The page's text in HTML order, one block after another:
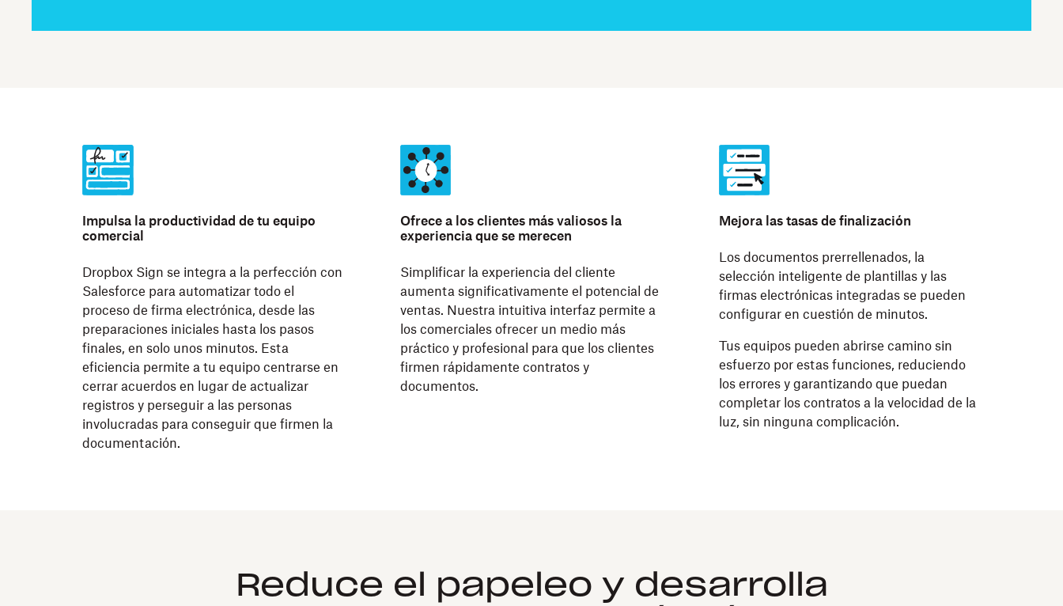
Impulsa la productividad de tu equipo
comercial
Dropbox Sign se integra a la perfección con
Salesforce para automatizar todo el
proceso de firma electrónica, desde las
preparaciones iniciales hasta los pasos
finales, en solo unos minutos. Esta
eficiencia permite a tu equipo centrarse en
cerrar acuerdos en lugar de actualizar
registros y perseguir a las personas
involucradas para conseguir que firmen la
documentación.
Ofrece a los clientes más valiosos la
experiencia que se merecen
Simplificar la experiencia del cliente
aumenta significativamente el potencial de
ventas. Nuestra intuitiva interfaz permite a
los comerciales ofrecer un medio más
práctico y profesional para que los clientes
firmen rápidamente contratos y
documentos.
Mejora las tasas de finalización
Los documentos prerrellenados, la
selección inteligente de plantillas y las
firmas electrónicas integradas se pueden
configurar en cuestión de minutos.
Tus equipos pueden abrirse camino sin
esfuerzo por estas funciones, reduciendo
los errores y garantizando que puedan
completar los contratos a la velocidad de la
luz, sin ninguna complicación.
Reduce el papeleo y desarrolla